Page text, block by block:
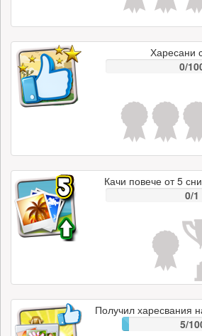
Харесани
0/
Качи повече от 5
0/1
Получил харесвания
5/